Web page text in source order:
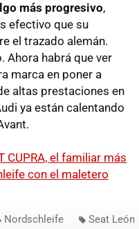
más progresivo,
efectivo que su
el trazado alemán.
Ahora habrá que ver
marca en poner a
altas prestaciones en
ya están calentando
CUPRA, el familiar más
con el maletero
Nordschleife Seat León